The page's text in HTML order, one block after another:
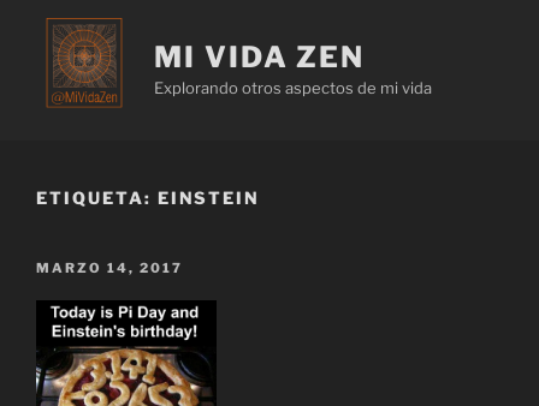
MI VIDA ZEN
Explorando otros aspectos de mi vida
ETIQUETA: EINSTEIN
MARZO 14, 2017